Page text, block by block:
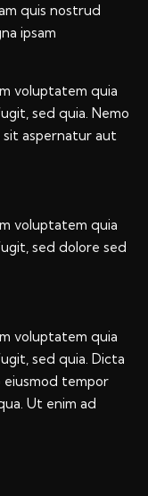
quis nostrud
ipsam
voluptatem quia
sed quia. Nemo
sit aspernatur aut
voluptatem quia
sed dolore sed
voluptatem quia
sed quia. Dicta
eiusmod tempor
Ut enim ad